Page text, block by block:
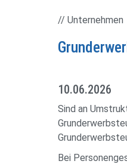
// Unternehmen
10.06.2026
Sind an
Bei